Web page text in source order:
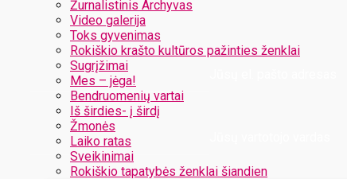
Žurnalistinis Archyvas
Video galerija
Toks gyvenimas
Rokiškio krašto kultūros pažinties ženklai
Sugrįžimai
Mes – jėga!
Bendruomenių vartai
Iš širdies- į širdį
Žmonės
Laiko ratas
Sveikinimai
Rokiškio tapatybės ženklai šiandien